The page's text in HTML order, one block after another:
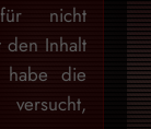
nicht
den Inhalt
die